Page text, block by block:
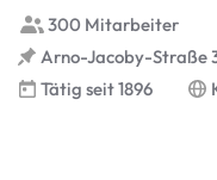
300 Mitarbeiter
Arno-Jacoby-Straße
Tätig seit 1896